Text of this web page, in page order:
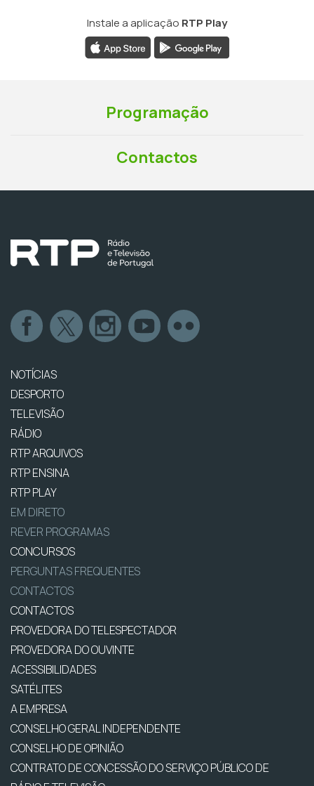
Instale a aplicação RTP Play
Programação
Contactos
NOTÍCIAS
DESPORTO
TELEVISÃO
RÁDIO
RTP ARQUIVOS
RTP ENSINA
RTP PLAY
EM DIRETO
REVER PROGRAMAS
CONCURSOS
PERGUNTAS FREQUENTES
CONTACTOS
CONTACTOS
PROVEDORA DO TELESPECTADOR
PROVEDORA DO OUVINTE
ACESSIBILIDADES
SATÉLITES
A EMPRESA
CONSELHO GERAL INDEPENDENTE
CONSELHO DE OPINIÃO
CONTRATO DE CONCESSÃO DO SERVIÇO PÚBLICO DE